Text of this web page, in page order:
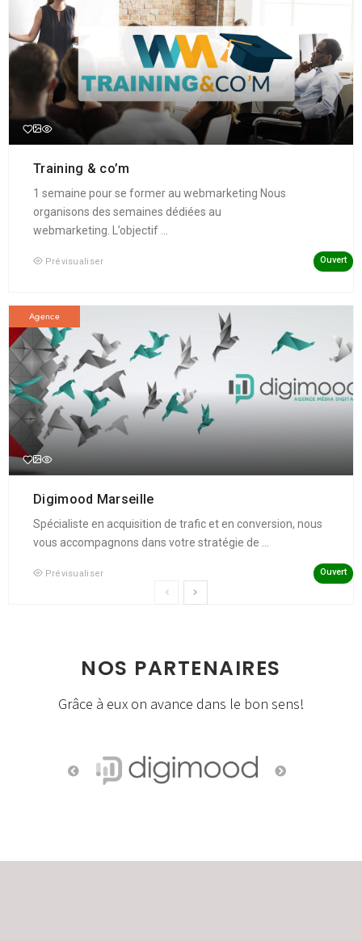
Training & co’m
1 semaine pour se former au webmarketing Nous
organisons des semaines dédiées au
webmarketing. L’objectif ...
Prévisualiser Ouvert
Agence
Digimood Marseille
Spécialiste en acquisition de trafic et en conversion, nous
vous accompagnons dans votre stratégie de ...
Prévisualiser Ouvert
NOS PARTENAIRES
Grâce à eux on avance dans le bon sens!